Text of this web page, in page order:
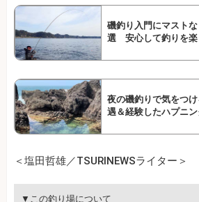
磯釣り入門にマスト
選 安心して釣りを楽
夜の磯釣りで気をつ
遇＆経験したハプニ
＜塩田哲雄／TSURINEWSライター＞
▼この釣り場について